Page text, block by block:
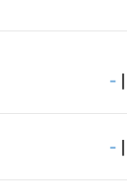
- |
- |